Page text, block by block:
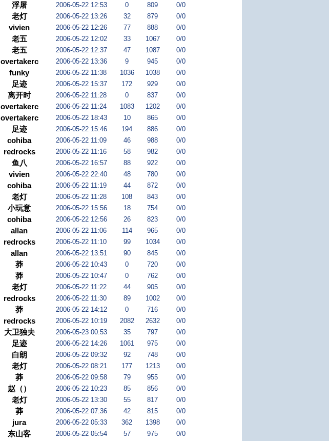
浮屠 2006-05-22 12:53 0 809 0/0
老灯 2006-05-22 13:26 32 879 0/0
vivien 2006-05-22 12:26 77 888 0/0
老五 2006-05-22 12:02 33 1067 0/0
老五 2006-05-22 12:37 47 1087 0/0
overtakerc 2006-05-22 13:36 9 945 0/0
funky 2006-05-22 11:38 1036 1038 0/0
足迹 2006-05-22 15:37 172 929 0/0
离开时 2006-05-22 11:28 0 837 0/0
overtakerc 2006-05-22 11:24 1083 1202 0/0
overtakerc 2006-05-22 18:43 10 865 0/0
足迹 2006-05-22 15:46 194 886 0/0
cohiba 2006-05-22 11:09 46 988 0/0
redrocks 2006-05-22 11:16 58 982 0/0
鱼八 2006-05-22 16:57 88 922 0/0
vivien 2006-05-22 22:40 48 780 0/0
cohiba 2006-05-22 11:19 44 872 0/0
老灯 2006-05-22 11:28 108 843 0/0
小玩意 2006-05-22 15:56 18 754 0/0
cohiba 2006-05-22 12:56 26 823 0/0
allan 2006-05-22 11:06 114 965 0/0
redrocks 2006-05-22 11:10 99 1034 0/0
allan 2006-05-22 13:51 90 845 0/0
莽 2006-05-22 10:43 0 720 0/0
莽 2006-05-22 10:47 0 762 0/0
老灯 2006-05-22 11:22 44 905 0/0
redrocks 2006-05-22 11:30 89 1002 0/0
莽 2006-05-22 14:12 0 716 0/0
redrocks 2006-05-22 10:19 2082 2632 0/0
大卫独夫 2006-05-23 00:53 35 797 0/0
足迹 2006-05-22 14:26 1061 975 0/0
白朗 2006-05-22 09:32 92 748 0/0
老灯 2006-05-22 08:21 177 1213 0/0
莽 2006-05-22 09:58 79 955 0/0
赵（） 2006-05-22 10:23 85 856 0/0
老灯 2006-05-22 13:30 55 817 0/0
莽 2006-05-22 07:36 42 815 0/0
jura 2006-05-22 05:33 362 1398 0/0
东山客 2006-05-22 05:54 57 975 0/0